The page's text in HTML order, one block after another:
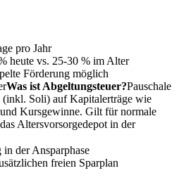
pro Jahr
heute vs. 25-30 % im Alter
Förderung möglich
Was ist Abgeltungsteuer?Pauschale
(inkl. Soli) auf Kapitalerträge wie
Kursgewinne. Gilt für normale
Altersvorsorgedepot in der
der Ansparphase
freien Sparplan